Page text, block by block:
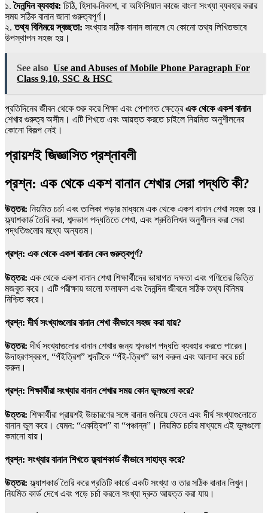
১.দৈনন্দিন ব্যবহার: চিঠি, হিসাব-নিকাশ, বা অফিসিয়াল কাজে বাংলা সংখ্যা ব্যবহার করার
সময় সঠিক বানান জানা গুরুত্বপূর্ণ।
২.তথ্য বিনিময়ে স্বচ্ছতা: সংখ্যার সঠিক বানান জানলে যে কোনো তথ্য লিখিতভাবে
উপস্থাপন সহজ হয়।
See also Use and Abuses of Mobile Phone Paragraph For
Class 9,10, SSC & HSC
প্রতিদিনের জীবন থেকে শুরু করে শিক্ষা এবং পেশাগত ক্ষেত্রেএক থেকে একশ বানান
শেখার গুরুত্ব অসীম। এটি শিখতে এবং আয়ত্ত করতে চাইলে নিয়মিত অনুশীলনের
কোনো বিকল্প নেই।
প্রায়শই জিজ্ঞাসিত প্রশ্নাবলী
প্রশ্ন: এক থেকে একশ বানান শেখার সেরা পদ্ধতি কী?
উত্তর: নিয়মিত চর্চা এবং তালিকা পড়ার মাধ্যমে এক থেকে একশ বানান শেখা সহজ হয়।
ফ্ল্যাশকার্ড তৈরি করা, শব্দভাগ পদ্ধতিতে শেখা, এবং শ্রুতিলিখন অনুশীলন করা সেরা
পদ্ধতিগুলোর মধ্যে অন্যতম।
প্রশ্ন: এক থেকে একশ বানান কেন গুরুত্বপূর্ণ?
উত্তর: এক থেকে একশ বানান শেখা শিক্ষার্থীদের ভাষাগত দক্ষতা এবং গণিতের ভিত্তি
মজবুত করে। এটি পরীক্ষায় ভালো ফলাফল এবং দৈনন্দিন জীবনে সঠিক তথ্য বিনিময়
নিশ্চিত করে।
প্রশ্ন: দীর্ঘ সংখ্যাগুলোর বানান শেখা কীভাবে সহজ করা যায়?
উত্তর:দীর্ঘ সংখ্যাগুলোর বানান শেখার জন্য শব্দভাগ পদ্ধতি ব্যবহার করতে পারেন।
উদাহরণস্বরূপ, “পঁইত্রিশ” শব্দটিকে “পঁই-ত্রিশ” ভাগ করুন এবং আলাদা করে চর্চা
করুন।
প্রশ্ন: শিক্ষার্থীরা সংখ্যার বানান শেখার সময় কোন ভুলগুলো করে?
উত্তর: শিক্ষার্থীরা প্রায়শই উচ্চারণের সঙ্গে বানান গুলিয়ে ফেলে এবং দীর্ঘ সংখ্যাগুলোতে
বানান ভুল করে। যেমন: “একত্রিশ” বা “পঞ্চান্ন”। নিয়মিত চর্চার মাধ্যমে এই ভুলগুলো
কমানো যায়।
প্রশ্ন: সংখ্যার বানান শিখতে ফ্ল্যাশকার্ড কীভাবে সাহায্য করে?
উত্তর:ফ্ল্যাশকার্ড তৈরি করে প্রতিটি কার্ডে একটি সংখ্যা ও তার সঠিক বানান লিখুন।
নিয়মিত কার্ড দেখে এবং পড়ে চর্চা করলে সংখ্যা দ্রুত আয়ত্ত করা যায়।